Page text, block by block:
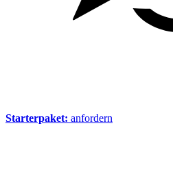
Starterpaket: anfordern